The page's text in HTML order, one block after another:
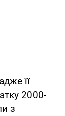
її
2000-
з